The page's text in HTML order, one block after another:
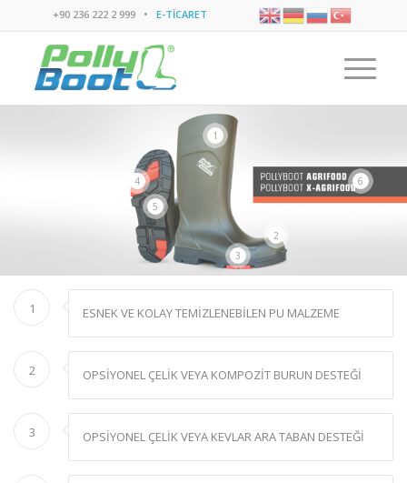
+90 236 222 2 999 •E-TİCARET
1
2
3
4
5
6
1 ESNEK VE KOLAY TEMİZLENEBİLEN PU MALZEME
2 OPSİYONEL ÇELİK VEYA KOMPOZİT BURUN DESTEĞİ
3 OPSİYONEL ÇELİK VEYA KEVLAR ARA TABAN DESTEĞİ